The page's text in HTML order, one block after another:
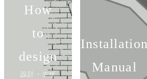
How
to
design
設計・デザ
Installation
Manual